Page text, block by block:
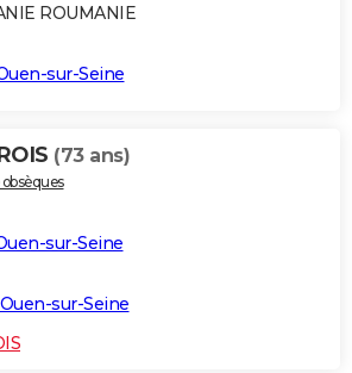
ROUMANIE
sur-Seine
(73 ans)
sur-Seine
sur-Seine